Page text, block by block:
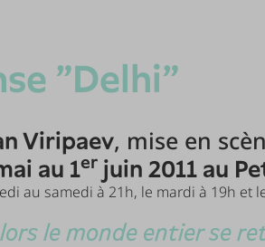
"Delhi"
Viripaev, mise en
au 1er juin 2011 au
au samedi à 21h, le mardi à 19h et
le monde entier se